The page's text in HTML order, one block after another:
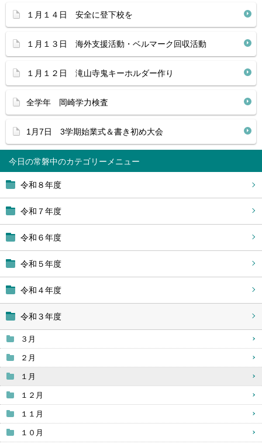
今日の常磐中
令和８年度
令和７年度
令和６年度
令和５年度
令和４年度
令和３年度
３月
２月
１月
１２月
１１月
１０月
１月１４日 安全に登下校を
１月１３日 海外支援活動・ベルマーク回収活動
１月１２日 滝山寺鬼キーホルダー作り
全学年 岡崎学力検査
1月7日 3学期始業式＆書き初め大会